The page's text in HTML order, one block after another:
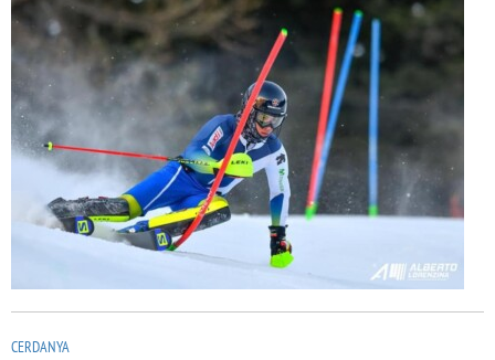
CERDANYA